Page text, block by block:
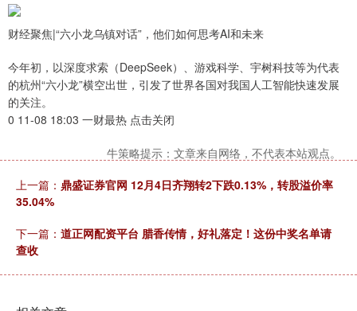
财经聚焦|“六小龙乌镇对话”，他们如何思考AI和未来
今年初，以深度求索（DeepSeek）、游戏科学、宇树科技等为代表
的杭州“六小龙”横空出世，引发了世界各国对我国人工智能快速发展
的关注。
0 11-08 18:03 一财最热 点击关闭
牛策略提示：文章来自网络，不代表本站观点。
上一篇： 鼎盛证券官网 12月4日齐翔转2下跌0.13%，转股溢价率
35.04%
下一篇： 道正网配资平台 腊香传情，好礼落定！这份中奖名单请
查收